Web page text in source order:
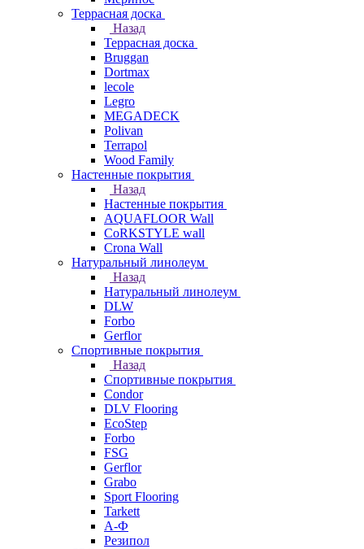
Террасная доска
Назад
Террасная доска
Bruggan
Dortmax
lecole
Legro
MEGADECK
Polivan
Terrapol
Wood Family
Настенные покрытия
Назад
Настенные покрытия
AQUAFLOOR Wall
CoRKSTYLE wall
Crona Wall
Натуральный линолеум
Назад
Натуральный линолеум
DLW
Forbo
Gerflor
Спортивные покрытия
Назад
Спортивные покрытия
Condor
DLV Flooring
EcoStep
Forbo
FSG
Gerflor
Grabo
Sport Flooring
Tarkett
А-Ф
Резипол